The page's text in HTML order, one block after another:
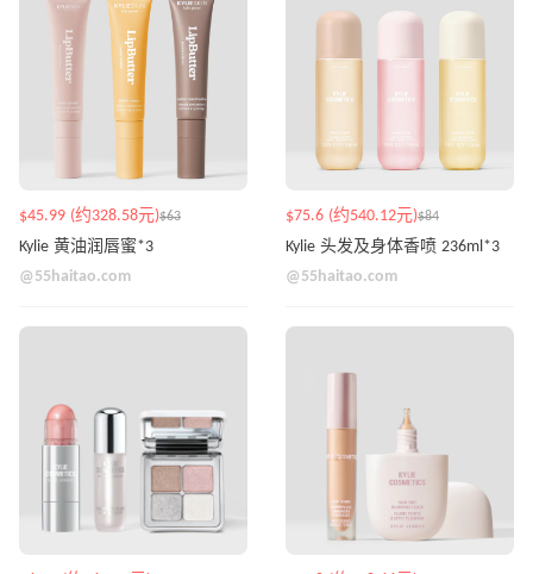
$45.99 (约328.58元)$63
Kylie 黄油润唇蜜*3
@55haitao.com
$75.6 (约540.12元)$84
Kylie 头发及身体香喷 236ml*3
@55haitao.com